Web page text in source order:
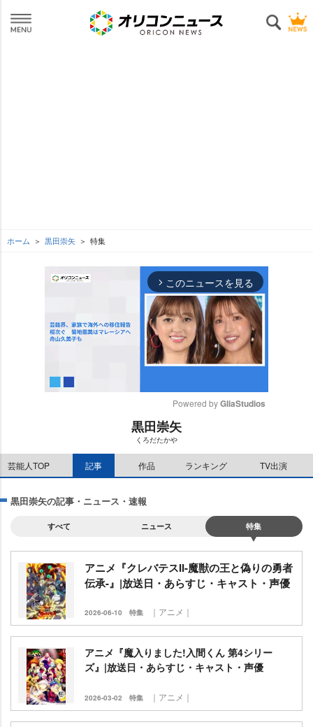
ホーム 黒田崇矢 特集
arrow_forward_ios このニュースを見る
e
Powered by GliaStudios
黒田崇矢
くろだたか
芸能人TOP 記事 作品 ランキング TV出演
黒田崇矢の記事・ニュース・速報
すべて ニュース 特集
アニメ『クレバテスII-魔獣の王と偽りの勇者
伝承-』|放送日・あらすじ・キャスト・声優
2026-06-10 特集 ｜アニメ｜
アニメ『魔入りました!入間くん 第4シリー
ズ』|放送日・あらすじ・キャスト・声優
2026-03-02 特集 ｜アニメ｜